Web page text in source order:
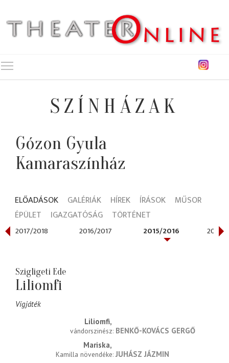
SZÍNHÁZAK
Gózon Gyula
Kamaraszínház
ELŐADÁSOK GALÉRIÁK HÍREK ÍRÁSOK
MŰSOR
ÉPÜLET
IGAZGATÓSÁG TÖRTÉNET
2017/2018 2016/2017 2015/2016 2014/
Szigligeti Ede
Liliomfi
Vígjáték
Liliomfi
vándorszinész BENKŐ-KOVÁCS GERGŐ
Mariska
Kamilla növendéke JUHÁSZ JÁZMIN